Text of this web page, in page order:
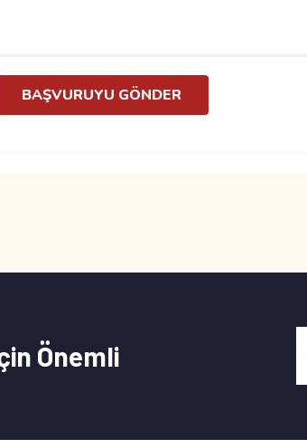
BAŞVURUYU GÖNDER
Önemli